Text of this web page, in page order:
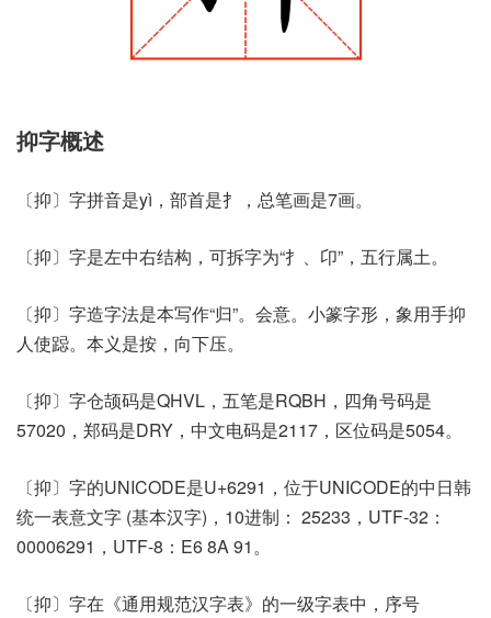
抑字概述
〔抑〕字拼音是yì，部首是扌，总笔画是7画。
〔抑〕字是左中右结构，可拆字为“扌、卬”，五行属土。
〔抑〕字造字法是本写作“归”。会意。小篆字形，象用手抑
人使跽。本义是按，向下压。
〔抑〕字仓颉码是QHVL，五笔是RQBH，四角号码是
57020，郑码是DRY，中文电码是2117，区位码是5054。
〔抑〕字的UNICODE是U+6291，位于UNICODE的中日韩
统一表意文字 (基本汉字)，10进制： 25233，UTF-32：
00006291，UTF-8：E6 8A 91。
〔抑〕字在《通用规范汉字表》的一级字表中，序号